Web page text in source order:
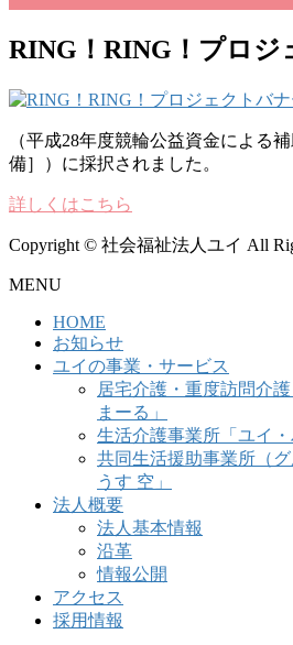
RING！RING！プロジ
（平成28年度競輪公益資金による
備］）に採択されました。
詳しくはこちら
Copyright © 社会福祉法人ユイ All
MENU
HOME
お知らせ
ユイの事業・サービス
居宅介護・重度訪問介
まーる」
生活介護事業所「ユイ・
共同生活援助事業所（
うす 空」
法人概要
法人基本情報
沿革
情報公開
アクセス
採用情報